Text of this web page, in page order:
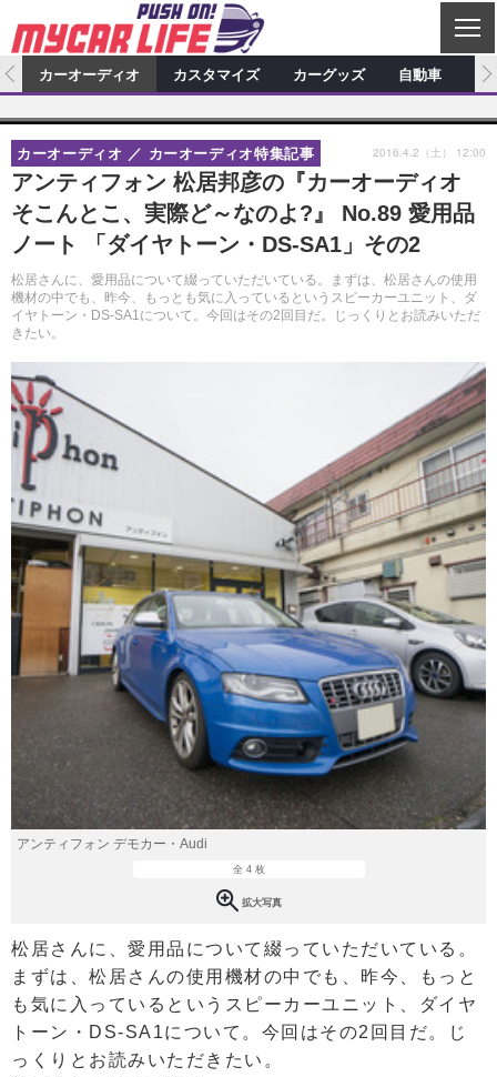
C
L
S
E
カーオーディオ
特集記事 新製品情報
プロショップ検索 ショップ訪問記
カーオーディオニュース デモカー製作記
その他
カスタマイズ
カスタマイズ特集記事 カスタマイズ新製品情報
カスタマイズニュース
カーグッズ
カーグッズ特集記事 カーグッズ新製品情報
カーグッズニュース
自動車
スクープ
カーオーディオ カスタマイズ カーグッズ 自動車
アンティフォン 松居邦彦の『カーオーディオ
そこんとこ、実際ど～なのよ?』 No.89 愛用品
ノート 「ダイヤトーン・DS-SA1」その2
松居さんに、愛用品について綴っていただいている。まずは、松居さんの使用
機材の中でも、昨今、もっとも気に入っているというスピーカーユニット、ダ
イヤトーン・DS-SA1について。今回はその2回目だ。じっくりとお読みいただ
きたい。
カーオーディオ カーオーディオ特集記事 2016.4.2（土） 12:00
アンティフォン デモカー・Audi
全 4 枚
拡大写真
松居さんに、愛用品について綴っていただいている。
まずは、松居さんの使用機材の中でも、昨今、もっと
も気に入っているというスピーカーユニット、ダイヤ
トーン・DS-SA1について。今回はその2回目だ。じ
っくりとお読みいただきたい。